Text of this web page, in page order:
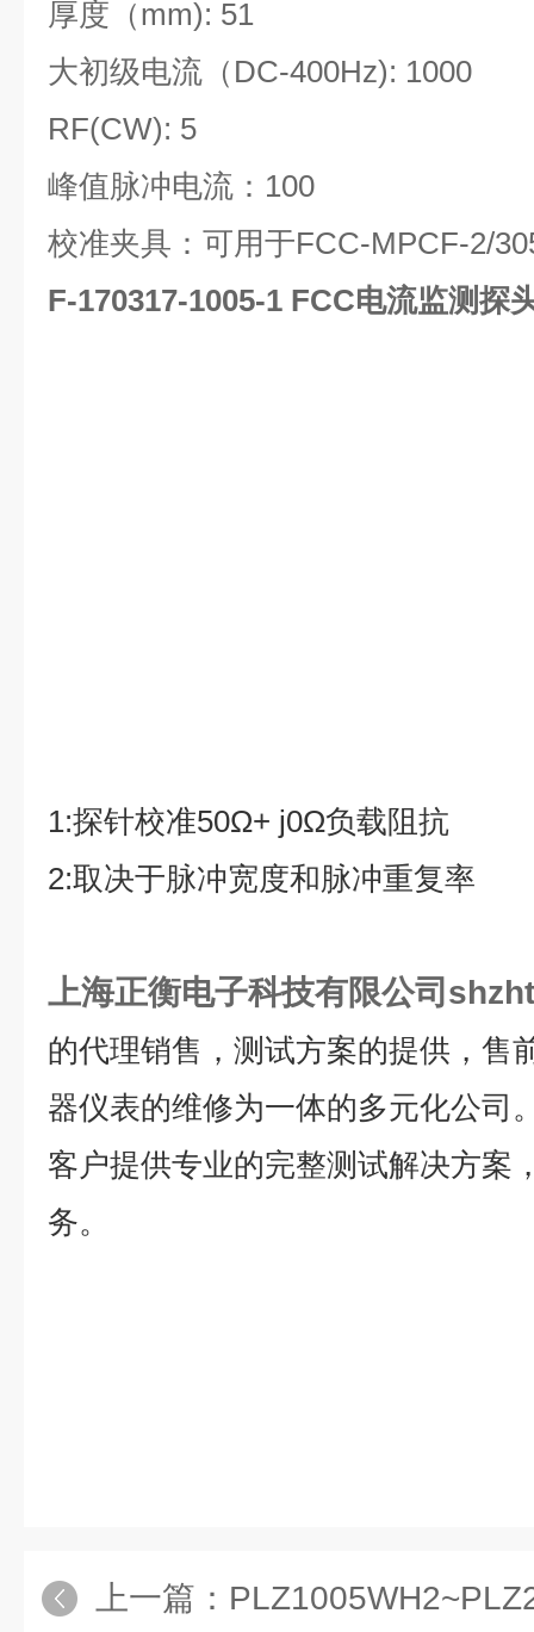
厚度（mm): 51
大初级电流（DC-400Hz): 1000
RF(CW): 5
峰值脉冲电流：100
校准夹具：可用于FCC-MPCF-2/
F-170317-1005-1 FCC电流监测探
1:探针校准50Ω+ j0Ω负载阻抗
2:取决于脉冲宽度和脉冲重复率
上海正衡电子科技有限公司
的代理销售，测试方案的提供，售
器仪表的维修为一体的多元化公司
客户提供专业的完整测试解决方案
务。
上一篇： PLZ1005WH2~PLZ20005WH2PLZ-